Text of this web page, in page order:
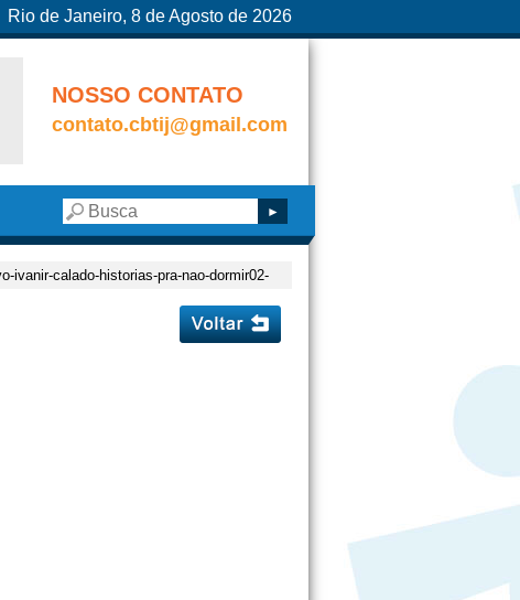
Rio de Janeiro, 8 de Agosto de 2026
NOSSO CONTATO
contato.cbtij@gmail.com
ivanir-calado-historias-pra-nao-dormir02-